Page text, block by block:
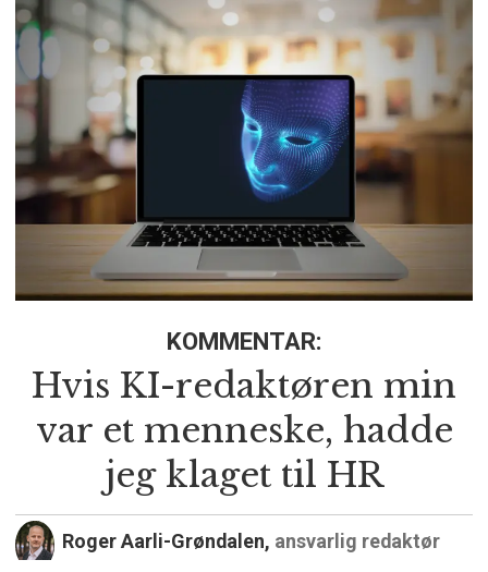
KOMMENTAR:
Hvis KI-redaktøren min
var et menneske, hadde
jeg klaget til HR
Roger Aarli-Grøndalen, ansvarlig redaktør